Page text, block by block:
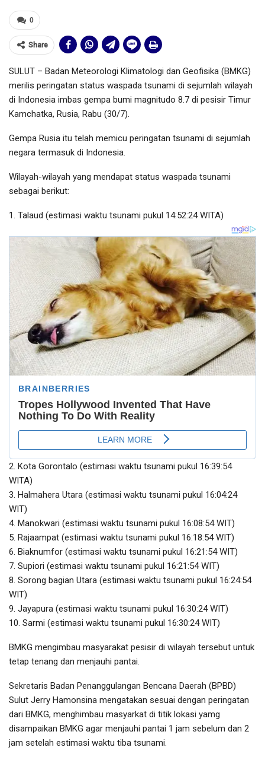
0
Share
SULUT – Badan Meteorologi Klimatologi dan Geofisika (BMKG)
merilis peringatan status waspada tsunami di sejumlah wilayah
di Indonesia imbas gempa bumi magnitudo 8.7 di pesisir Timur
Kamchatka, Rusia, Rabu (30/7).
Gempa Rusia itu telah memicu peringatan tsunami di sejumlah
negara termasuk di Indonesia.
Wilayah-wilayah yang mendapat status waspada tsunami
sebagai berikut:
1. Talaud (estimasi waktu tsunami pukul 14:52:24 WITA)
2. Kota Gorontalo (estimasi waktu tsunami pukul 16:39:54
WITA)
3. Halmahera Utara (estimasi waktu tsunami pukul 16:04:24
WIT)
4. Manokwari (estimasi waktu tsunami pukul 16:08:54 WIT)
5. Rajaampat (estimasi waktu tsunami pukul 16:18:54 WIT)
6. Biaknumfor (estimasi waktu tsunami pukul 16:21:54 WIT)
7. Supiori (estimasi waktu tsunami pukul 16:21:54 WIT)
8. Sorong bagian Utara (estimasi waktu tsunami pukul 16:24:54
WIT)
9. Jayapura (estimasi waktu tsunami pukul 16:30:24 WIT)
10. Sarmi (estimasi waktu tsunami pukul 16:30:24 WIT)
BMKG mengimbau masyarakat pesisir di wilayah tersebut untuk
tetap tenang dan menjauhi pantai.
Sekretaris Badan Penanggulangan Bencana Daerah (BPBD)
Sulut Jerry Hamonsina mengatakan sesuai dengan peringatan
dari BMKG, menghimbau masyarkat di titik lokasi yamg
disampaikan BMKG agar menjauhi pantai 1 jam sebelum dan 2
jam setelah estimasi waktu tiba tsunami.